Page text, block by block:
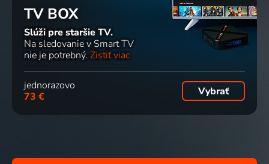
TV BOX
Slúži pre staršie TV.
Na sledovanie v Smart TV
nie je potrebný. Zistiť viac
jednorazovo
73 €
Vybrať